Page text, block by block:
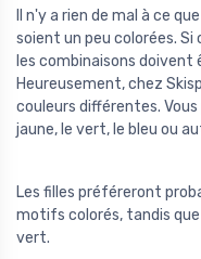
Il n'y a rien de mal à ce
soient un peu colorées.
les combinaisons doivent
Heureusement, chez
couleurs différentes.
jaune, le vert, le bleu ou
Les filles préféreront
motifs colorés, tandis
vert.